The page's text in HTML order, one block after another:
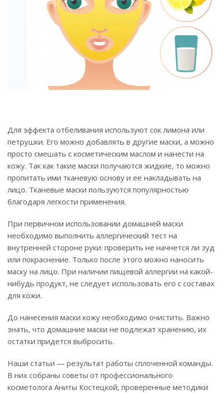
Для эффекта отбеливания используют сок лимона или
петрушки. Его можно добавлять в другие маски, а можно
просто смешать с косметическим маслом и нанести на
кожу. Так как такие маски получаются жидкие, то можно
пропитать ими тканевую основу и ее накладывать на
лицо. Тканевые маски пользуются популярностью
благодаря легкости применения.
При первичном использовании домашней маски
необходимо выполнить аллергический тест на
внутренней стороне руки: проверить не начнется ли зуд
или покраснение. Только после этого можно наносить
маску на лицо. При наличии пищевой аллергии на какой-
нибудь продукт, не следует использовать его с составах
для кожи.
До нанесения маски кожу необходимо очистить. Важно
знать, что домашние маски не подлежат хранению, их
остатки придется выбросить.
Наши статьи — результат работы сплоченной команды.
В них собраны советы от профессионального
косметолога Аниты Костецкой, проверенные методики